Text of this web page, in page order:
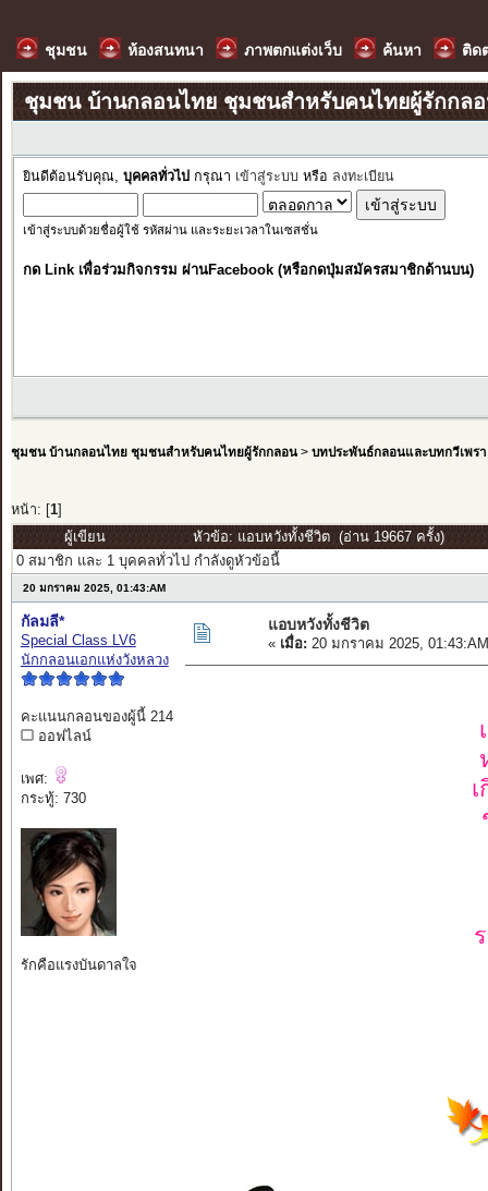
ชุมชน ห้องสนทนา ภาพตกแต่งเว็บ ค้นหา ติด
ชุมชน บ้านกลอนไทย ชุมชนสำหรับคนไทยผู้รักกล
ยินดีต้อนรับคุณ, บุคคลทั่วไป กรุณา เข้าสู่ระบบ หรือ ลงทะเบียน
เข้าสู่ระบบด้วยชื่อผู้ใช้ รหัสผ่าน และระยะเวลาในเซสชั่น
กด Link เพื่อร่วมกิจกรรม ผ่านFacebook (หรือกดปุ่มสมัครสมาชิกด้านบน)
ชุมชน บ้านกลอนไทย ชุมชนสำหรับคนไทยผู้รักกลอน> บทประพันธ์กลอนและบทกวีเพรา
หน้า: [ 1]
ผู้เขียน
หัวข้อ: แอบหวังทั้งชีวิต (อ่าน 19667 ครั้ง)
0 สมาชิก และ 1 บุคคลทั่วไป กำลังดูหัวข้อนี้
20 มกราคม 2025, 01:43:AM
กัลมลี*
Special Class LV6
นักกลอนเอกแห่งวังหลวง
คะแนนกลอนของผู้นี้ 214
ออฟไลน์
เพศ:
กระทู้: 730
รักคือแรงบันดาลใจ
แอบหวังทั้งชีวิต
« เมื่อ: 20 มกราคม 2025,